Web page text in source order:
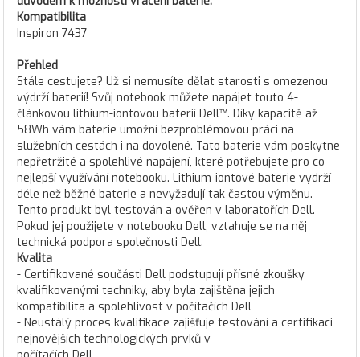
Kompatibilita
Inspiron 7437
Přehled
Stále cestujete? Už si nemusíte dělat starosti s omezenou
výdrží baterií! Svůj notebook můžete napájet touto 4-
článkovou lithium-iontovou baterií Dell™. Díky kapacitě až
58Wh vám baterie umožní bezproblémovou práci na
služebních cestách i na dovolené. Tato baterie vám poskytne
nepřetržité a spolehlivé napájení, které potřebujete pro co
nejlepší využívání notebooku. Lithium-iontové baterie vydrží
déle než běžné baterie a nevyžadují tak častou výměnu.
Tento produkt byl testován a ověřen v laboratořích Dell.
Pokud jej použijete v notebooku Dell, vztahuje se na něj
technická podpora společnosti Dell.
Kvalita
- Certifikované součásti Dell podstupují přísné zkoušky
kvalifikovanými techniky, aby byla zajištěna jejich
kompatibilita a spolehlivost v počítačích Dell
- Neustálý proces kvalifikace zajišťuje testování a certifikaci
nejnovějších technologických prvků v